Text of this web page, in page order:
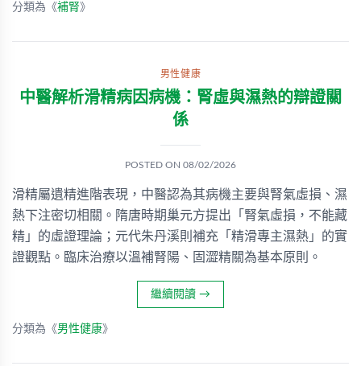
分類為《補腎》
男性健康
中醫解析滑精病因病機：腎虛與濕熱的辯證關
係
POSTED ON 08/02/2026
滑精屬遺精進階表現，中醫認為其病機主要與腎氣虛損、濕
熱下注密切相關。隋唐時期巢元方提出「腎氣虛損，不能藏
精」的虛證理論；元代朱丹溪則補充「精滑專主濕熱」的實
證觀點。臨床治療以溫補腎陽、固澀精關為基本原則。
繼續閱讀 →
分類為《男性健康》